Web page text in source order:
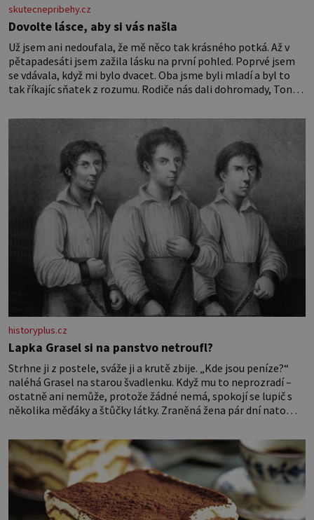
skutecnepribehy.cz
Dovolte lásce, aby si vás našla
Už jsem ani nedoufala, že mě něco tak krásného potká. Až v
pětapadesáti jsem zažila lásku na první pohled. Poprvé jsem
se vdávala, když mi bylo dvacet. Oba jsme byli mladí a byl to
tak říkajíc sňatek z rozumu. Rodiče nás dali dohromady, Toník
nesvědčilo, brzy jsme zjistili, že
historyplus.cz
Lapka Grasel si na panstvo netroufl?
Strhne ji z postele, sváže ji a krutě zbije. „Kde jsou peníze?“
naléhá Grasel na starou švadlenku. Když mu to neprozradí –
ostatně ani nemůže, protože žádné nemá, spokojí se lupič s
několika měďáky a štůčky látky. Zraněná žena pár dní nato
dlouho po jeho smrti